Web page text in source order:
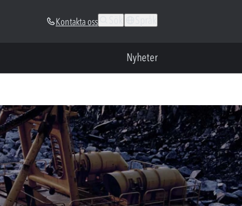
Kontakta oss
Nyheter